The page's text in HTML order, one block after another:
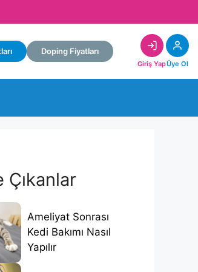
Doping Fiyatları
Giriş YapÜye Ol
Çıkanlar
Ameliyat Sonrası
Kedi Bakımı Nasıl
Yapılır